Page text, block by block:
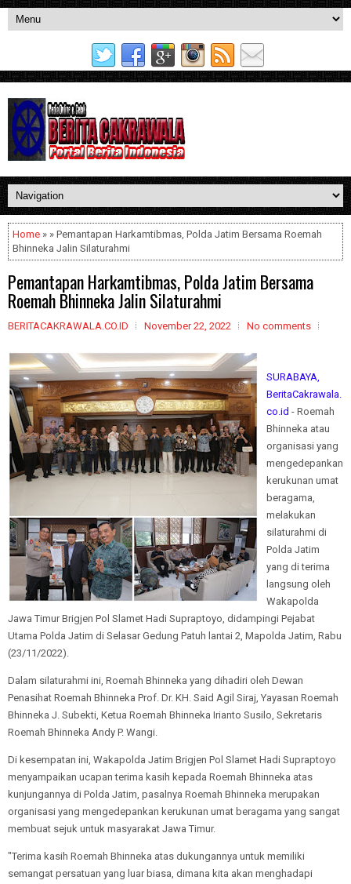
Home » » Pemantapan Harkamtibmas, Polda Jatim Bersama Roemah
Bhinneka Jalin Silaturahmi
Pemantapan Harkamtibmas, Polda Jatim Bersama
Roemah Bhinneka Jalin Silaturahmi
BERITACAKRAWALA.CO.ID November 22, 2022 No comments
SURABAYA,
BeritaCakrawala.
co.id - Roemah
Bhinneka atau
organisasi yang
mengedepankan
kerukunan umat
beragama,
melakukan
silaturahmi di
Polda Jatim
yang di terima
langsung oleh
Wakapolda
Jawa Timur Brigjen Pol Slamet Hadi Supraptoyo, didampingi Pejabat
Utama Polda Jatim di Selasar Gedung Patuh lantai 2, Mapolda Jatim, Rabu
(23/11/2022).
Dalam silaturahmi ini, Roemah Bhinneka yang dihadiri oleh Dewan
Penasihat Roemah Bhinneka Prof. Dr. KH. Said Agil Siraj, Yayasan Roemah
Bhinneka J. Subekti, Ketua Roemah Bhinneka Irianto Susilo, Sekretaris
Roemah Bhinneka Andy P. Wangi.
Di kesempatan ini, Wakapolda Jatim Brigjen Pol Slamet Hadi Supraptoyo
menyampaikan ucapan terima kasih kepada Roemah Bhinneka atas
kunjungannya di Polda Jatim, pasalnya Roemah Bhinneka merupakan
organisasi yang mengedepankan kerukunan umat beragama yang sangat
membuat sejuk untuk masyarakat Jawa Timur.
"Terima kasih Roemah Bhinneka atas dukungannya untuk memiliki
semangat persatuan yang luar biasa, dimana kita akan menghadapi